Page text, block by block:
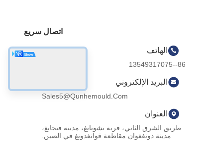
اتصال سريع
الهاتف
86--13549317075
البريد الإلكتروني
Sales5@qunhemould.com
العنوان
طريق الشرق الثاني، قرية تشوتانغ، مدينة فنجانغ،
مدينة دونغغوان مقاطعة قوانغدونغ في الصين.